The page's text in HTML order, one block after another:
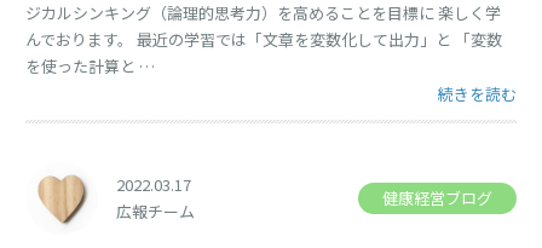
ジカルシンキング（論理的思考力）を高めることを目標に 楽しく学
んでおります。 最近の学習では「文章を変数化して出力」と 「変数
を使った計算と …
“プログラミ
続きを読む
2022.03.17
広報チーム
健康経営ブログ